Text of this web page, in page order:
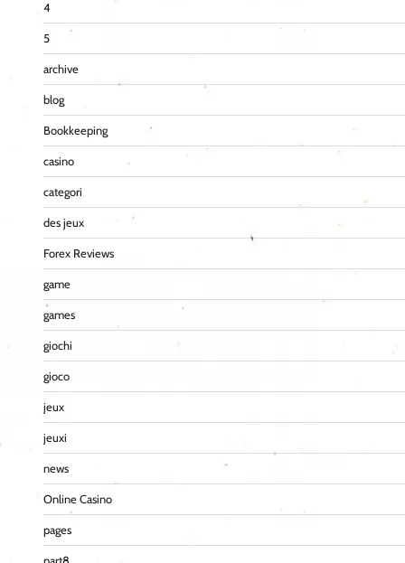
4
5
archive
blog
Bookkeeping
casino
categori
des jeux
Forex Reviews
game
games
giochi
gioco
jeux
jeuxi
news
Online Casino
pages